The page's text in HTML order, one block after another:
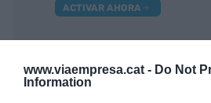
www.viaempresa.cat - Do Not
Information
ACTIVAR AHORA